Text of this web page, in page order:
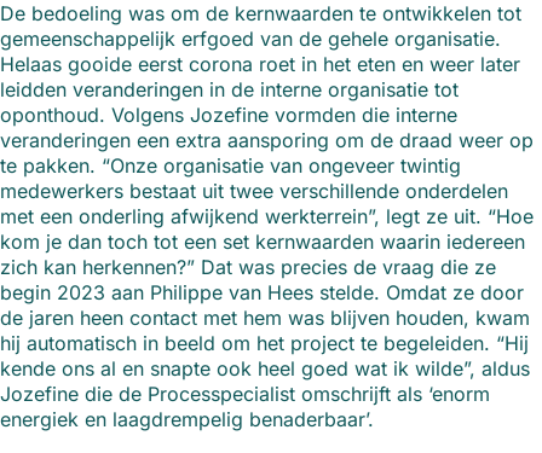
De bedoeling was om de kernwaarden te ontwikkelen tot
gemeenschappelijk erfgoed van de gehele organisatie.
Helaas gooide eerst corona roet in het eten en weer later
leidden veranderingen in de interne organisatie tot
oponthoud. Volgens Jozefine vormden die interne
veranderingen een extra aansporing om de draad weer op
te pakken. “Onze organisatie van ongeveer twintig
medewerkers bestaat uit twee verschillende onderdelen
met een onderling afwijkend werkterrein”, legt ze uit. “Hoe
kom je dan toch tot een set kernwaarden waarin iedereen
zich kan herkennen?” Dat was precies de vraag die ze
begin 2023 aan Philippe van Hees stelde. Omdat ze door
de jaren heen contact met hem was blijven houden, kwam
hij automatisch in beeld om het project te begeleiden. “Hij
kende ons al en snapte ook heel goed wat ik wilde”, aldus
Jozefine die de Processpecialist omschrijft als ‘enorm
energiek en laagdrempelig benaderbaar’.